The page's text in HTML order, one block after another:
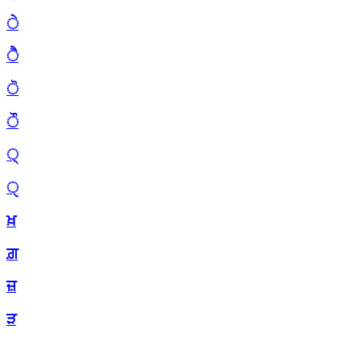
ੇ
ੈ
ੋ
ੌ
੍
ੑ
ਖ਼
ਗ਼
ਜ਼
ੜ